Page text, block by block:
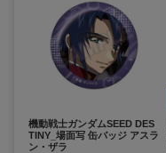
機動戦士ガンダムSEED DES
TINY_場面写 缶バッジ アスラ
ン・ザラ